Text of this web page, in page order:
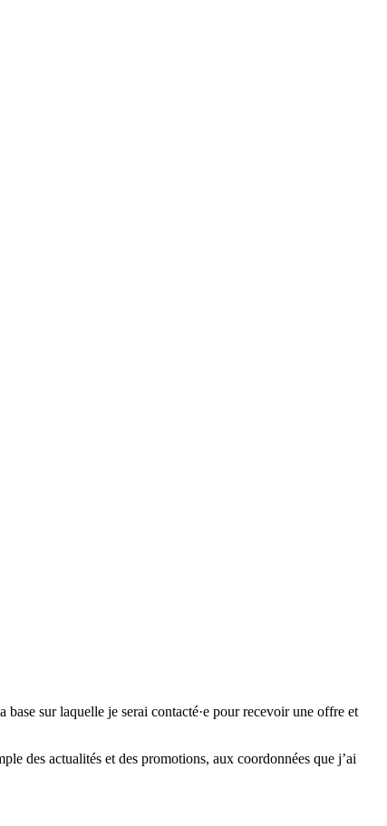
sur laquelle je serai contacté·e pour recevoir une offre et
des actualités et des promotions, aux coordonnées que j’ai